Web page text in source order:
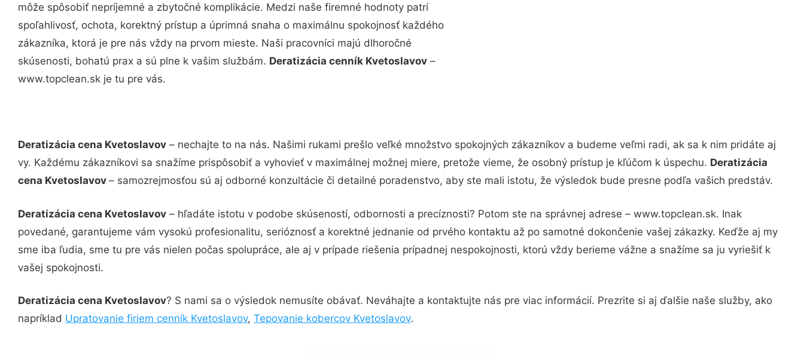
môže spôsobiť nepríjemné a zbytočné komplikácie. Medzi naše firemné hodnoty patrí
spoľahlivosť, ochota, korektný prístup a úprimná snaha o maximálnu spokojnosť každého
zákazníka, ktorá je pre nás vždy na prvom mieste. Naši pracovníci majú dlhoročné
skúsenosti, bohatú prax a sú plne k vašim službám. Deratizácia cenník Kvetoslavov –
www.topclean.sk je tu pre vás.
Deratizácia cena Kvetoslavov – nechajte to na nás. Našimi rukami prešlo veľké množstvo spokojných zákazníkov a budeme veľmi radi, ak sa k nim pridáte aj
vy. Každému zákazníkovi sa snažíme prispôsobiť a vyhovieť v maximálnej možnej miere, pretože vieme, že osobný prístup je kľúčom k úspechu. Deratizácia
cena Kvetoslavov – samozrejmosťou sú aj odborné konzultácie či detailné poradenstvo, aby ste mali istotu, že výsledok bude presne podľa vašich predstáv.
Deratizácia cena Kvetoslavov – hľadáte istotu v podobe skúseností, odbornosti a precíznosti? Potom ste na správnej adrese – www.topclean.sk. Inak
povedané, garantujeme vám vysokú profesionalitu, serióznosť a korektné jednanie od prvého kontaktu až po samotné dokončenie vašej zákazky. Keďže aj my
sme iba ľudia, sme tu pre vás nielen počas spolupráce, ale aj v prípade riešenia prípadnej nespokojnosti, ktorú vždy berieme vážne a snažíme sa ju vyriešiť k
vašej spokojnosti.
Deratizácia cena Kvetoslavov? S nami sa o výsledok nemusíte obávať. Neváhajte a kontaktujte nás pre viac informácií. Prezrite si aj ďalšie naše služby, ako
napríklad Upratovanie firiem cenník Kvetoslavov, Tepovanie kobercov Kvetoslavov.